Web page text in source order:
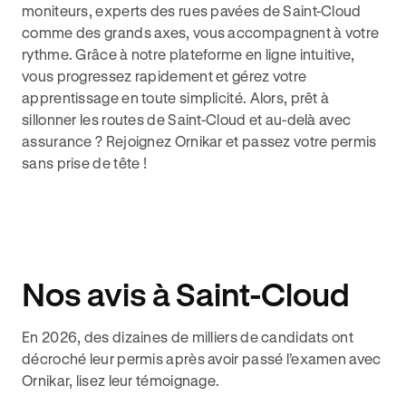
moniteurs, experts des rues pavées de Saint-Cloud
comme des grands axes, vous accompagnent à votre
rythme. Grâce à notre plateforme en ligne intuitive,
vous progressez rapidement et gérez votre
apprentissage en toute simplicité. Alors, prêt à
sillonner les routes de Saint-Cloud et au-delà avec
assurance ? Rejoignez Ornikar et passez votre permis
sans prise de tête !
Nos avis à Saint-Cloud
En 2026, des dizaines de milliers de candidats ont
décroché leur permis après avoir passé l’examen avec
Ornikar, lisez leur témoignage.